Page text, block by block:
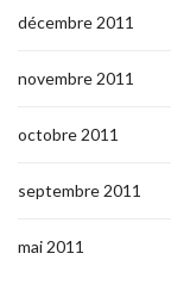
décembre 2011
novembre 2011
octobre 2011
septembre 2011
mai 2011